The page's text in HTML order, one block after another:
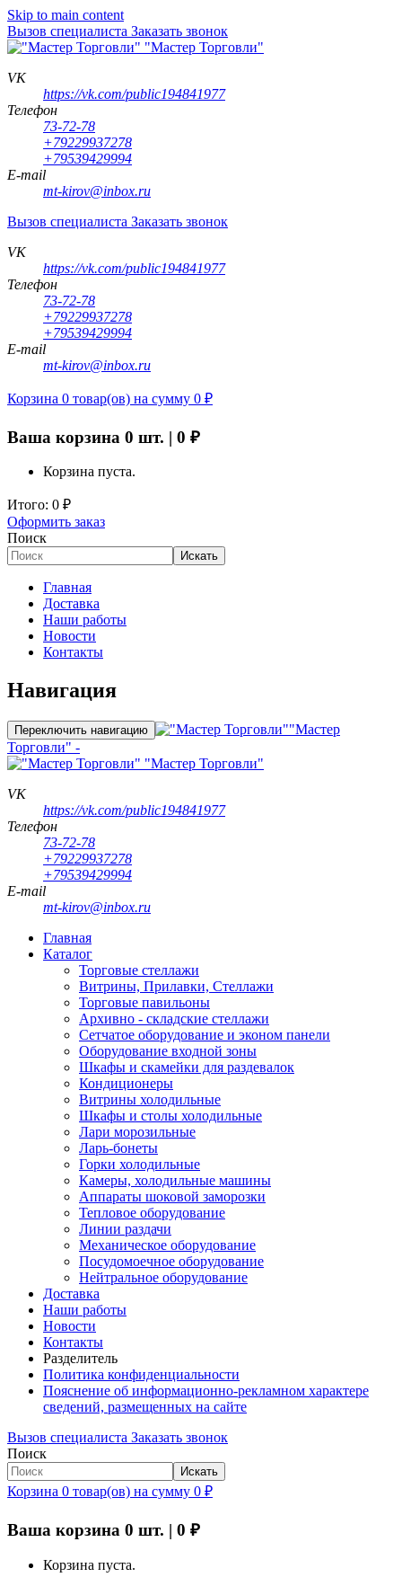
Skip to main content
Вызов специалиста Заказать звонок
"Мастер Торговли"
VK
https://vk.com/public194841977
Телефон
73-72-78
+79229937278
+79539429994
E-mail
mt-kirov@inbox.ru
Вызов специалиста Заказать звонок
VK
https://vk.com/public194841977
Телефон
73-72-78
+79229937278
+79539429994
E-mail
mt-kirov@inbox.ru
Корзина 0 товар(ов) на сумму 0 ₽
Ваша корзина 0 шт. | 0 ₽
Корзина пуста.
Итого: 0 ₽
Оформить заказ
Поиск
Искать
Главная
Доставка
Наши работы
Новости
Контакты
Навигация
Переключить навигацию
"Мастер
Торговли" -
"Мастер Торговли"
VK
https://vk.com/public194841977
Телефон
73-72-78
+79229937278
+79539429994
E-mail
mt-kirov@inbox.ru
Главная
Каталог
Торговые стеллажи
Витрины, Прилавки, Стеллажи
Торговые павильоны
Архивно - складские стеллажи
Сетчатое оборудование и эконом панели
Оборудование входной зоны
Шкафы и скамейки для раздевалок
Кондиционеры
Витрины холодильные
Шкафы и столы холодильные
Лари морозильные
Ларь-бонеты
Горки холодильные
Камеры, холодильные машины
Аппараты шоковой заморозки
Тепловое оборудование
Линии раздачи
Механическое оборудование
Посудомоечное оборудование
Нейтральное оборудование
Доставка
Наши работы
Новости
Контакты
Разделитель
Политика конфиденциальности
Пояснение об информационно-рекламном характере
сведений, размещенных на сайте
Вызов специалиста Заказать звонок
Поиск
Искать
Корзина 0 товар(ов) на сумму 0 ₽
Ваша корзина 0 шт. | 0 ₽
Корзина пуста.